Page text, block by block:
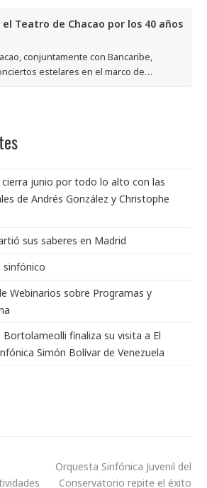
Teatro de Chacao por los 40 años
conjuntamente con Bancaribe,
estelares en el marco de…
cierra junio por todo lo alto con las
de Andrés González y Christophe
sus saberes en Madrid
sinfónico
Webinarios sobre Programas y
finaliza su visita a El
Simón Bolívar de Venezuela
Orquesta Sinfónica Juvenil del
Conservatorio repite el éxito